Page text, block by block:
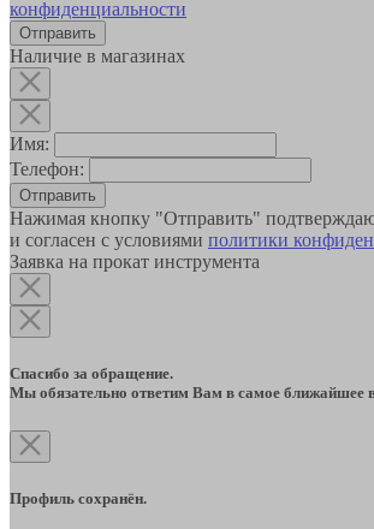
конфиденциальности
Наличие в магазинах
Имя:
Телефон:
Отправить
Нажимая кнопку "Отправить"
и согласен с условиями политики
Заявка на прокат инструмента
Спасибо за обращение.
Мы обязательно ответим Вам в самое ближайшее
Профиль сохранён.